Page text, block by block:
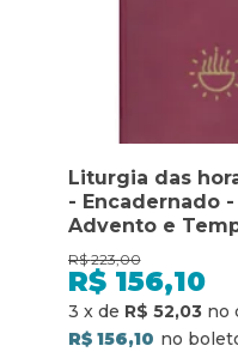
Liturgia das
- Encadernado
Advento e
tempo do
do natal
R$ 223,00
R$ 156,10
3 x de R$ 52,03
R$ 156,10